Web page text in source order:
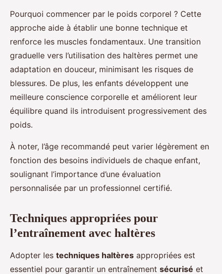
Pourquoi commencer par le poids corporel ? Cette
approche aide à établir une bonne technique et
renforce les muscles fondamentaux. Une transition
graduelle vers l’utilisation des haltères permet une
adaptation en douceur, minimisant les risques de
blessures. De plus, les enfants développent une
meilleure conscience corporelle et améliorent leur
équilibre quand ils introduisent progressivement des
poids.
À noter, l’âge recommandé peut varier légèrement en
fonction des besoins individuels de chaque enfant,
soulignant l’importance d’une évaluation
personnalisée par un professionnel certifié.
Techniques appropriées pour
l’entraînement avec haltères
Adopter les techniques haltères appropriées est
essentiel pour garantir un entraînement sécurisé et